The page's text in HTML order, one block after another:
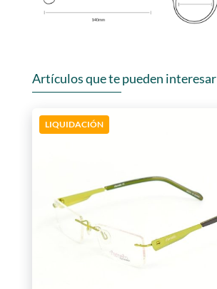
Artículos que te pueden interesar
LIQUIDACIÓN